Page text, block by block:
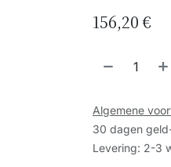
156,20€
Algemene
30 dagen
Levering: 2-3